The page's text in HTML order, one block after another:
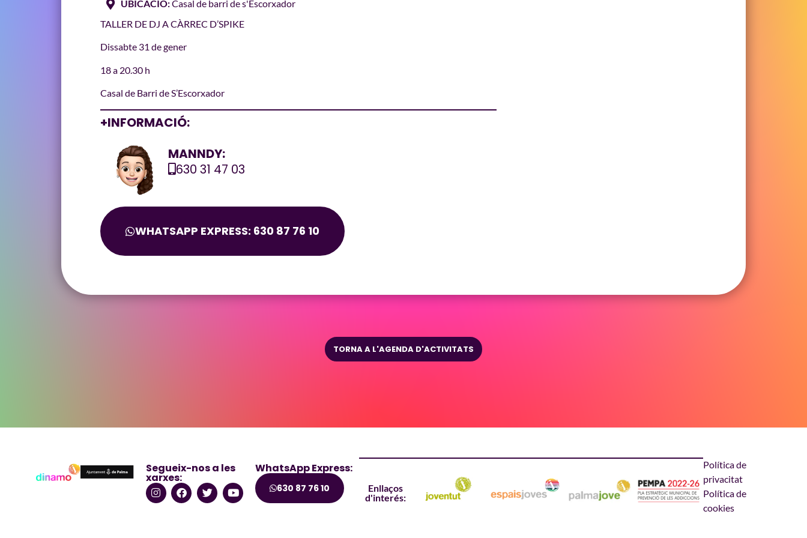
UBICACIÓ:Casal de barri de s'Escorxador
TALLER DE DJ A CÀRREC D’SPIKE
Dissabte 31 de gener
18 a 20.30 h
Casal de Barri de S’Escorxador
+INFORMACIÓ:
MANNDY:
630 31 47 03
WHATSAPP EXPRESS: 630 87 76 10
TORNA A L'AGENDA D'ACTIVITATS
Segueix-nos a les
xarxes:
WhatsApp Express:
630 87 76 10
Enllaços
d'interés:
Política de
privacitat
Política de
cookies